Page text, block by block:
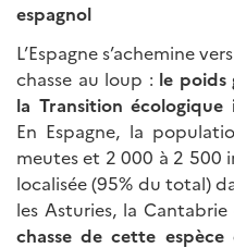
espagnol
L’Espagne s’achemine
chasse au loup : le poids
la Transition
En Espagne, la
meutes et 2 000 à 2 500
localisée (95% du total)
les Asturies, la Cantabrie
chasse de cette